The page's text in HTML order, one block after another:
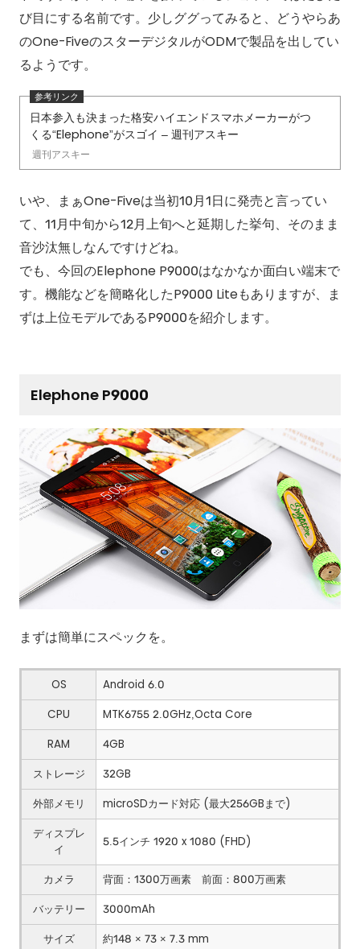
び目にする名前です。少しググってみると、どうやらあ
のOne-FiveのスターデジタルがODMで製品を出してい
るようです。
日本参入も決まった格安ハイエンドスマホメーカーがつ
くる“Elephone”がスゴイ – 週刊アスキー
週刊アスキー
いや、まぁOne-Fiveは当初10月1日に発売と言ってい
て、11月中旬から12月上旬へと延期した挙句、そのまま
音沙汰無しなんですけどね。
でも、今回のElephone P9000はなかなか面白い端末で
す。機能などを簡略化したP9000 Liteもありますが、ま
ずは上位モデルであるP9000を紹介します。
Elephone P9000
まずは簡単にスペックを。
OS
Android 6.0
CPU
MTK6755 2.0GHz,Octa Core
RAM
4GB
ストレージ
32GB
外部メモリ
microSDカード対応 (最大256GBまで)
ディスプレ
イ
5.5インチ 1920 x 1080 (FHD)
カメラ
背面：1300万画素 前面：800万画素
バッテリー
3000mAh
サイズ
約148 × 73 × 7.3 mm